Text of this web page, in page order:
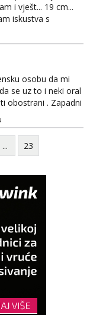
i vješt... 19 cm...
iskustva s
i njegovana, a
Ozbiljni
putem
ozbiljni parovi
Blokiram one koji
osobu da mi
se uz to i neki oral
obostrani . Zapadni
porukom na
... 23